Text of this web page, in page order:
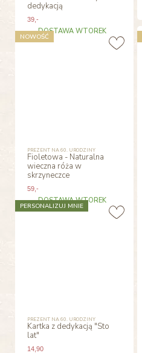
dedykacją
39,-
DOSTAWA WTOREK
PREZENT NA 60. URODZINY
Fioletowa - Naturalna
wieczna róża w
skrzyneczce
59,-
DOSTAWA WTOREK
NOWOŚĆ
PREZENT NA 60. URODZINY
Kartka z dedykacją "Sto
lat"
14,90
PERSONALIZUJ MNIE